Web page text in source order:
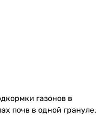
газонов в
почв в одной грануле.